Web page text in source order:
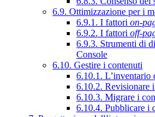
6.9. Ottimizzazione per i
6.9.1. I fattori on-
6.9.2. I fattori off-
6.9.3. Strumenti di
Console
6.10. Gestire i contenuti
6.10.1. L’inventario
6.10.2. Revisionare
6.10.3. Migrare i
6.10.4. Pubblicare i